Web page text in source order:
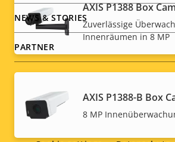
AXIS P1388 Box
Zuverlässige
Innenräumen in 8 MP
AXIS P1388-B Box
8 MP
NEWS & STORIES
PARTNER
Social